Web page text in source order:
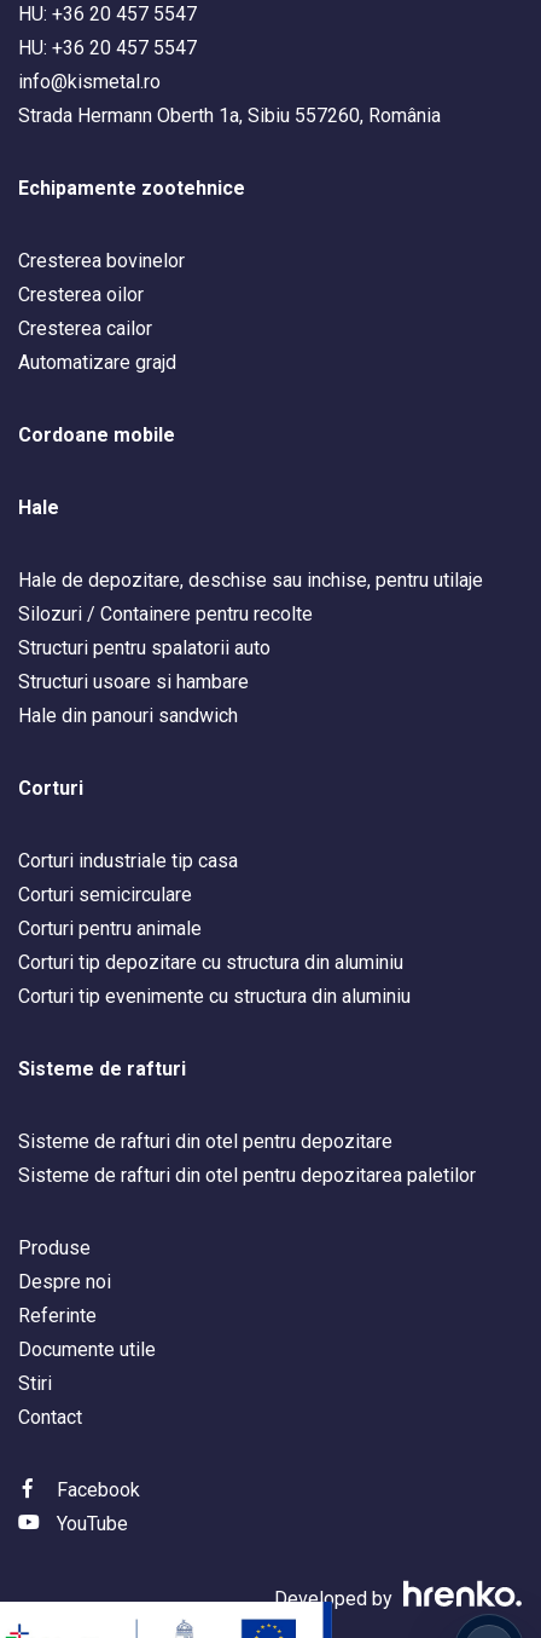
HU: +36 20 457 5547
HU: +36 20 457 5547
info@kismetal.ro
Strada Hermann Oberth 1a, Sibiu 557260, România
Echipamente zootehnice
Cresterea bovinelor
Cresterea oilor
Cresterea cailor
Automatizare grajd
Cordoane mobile
Hale
Hale de depozitare, deschise sau inchise, pentru utilaje
Silozuri / Containere pentru recolte
Structuri pentru spalatorii auto
Structuri usoare si hambare
Hale din panouri sandwich
Corturi
Corturi industriale tip casa
Corturi semicirculare
Corturi pentru animale
Corturi tip depozitare cu structura din aluminiu
Corturi tip evenimente cu structura din aluminiu
Sisteme de rafturi
Sisteme de rafturi din otel pentru depozitare
Sisteme de rafturi din otel pentru depozitarea paletilor
Produse
Despre noi
Referinte
Documente utile
Stiri
Contact
Facebook
YouTube
Developed by